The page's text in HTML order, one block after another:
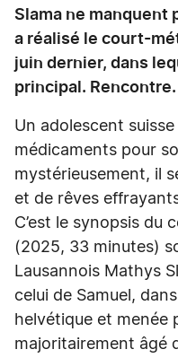
Slama ne manquent
a réalisé le court-
juin dernier, dans
principal. Rencontre.
Un adolescent
médicaments pour
mystérieusement, il
et de rêves
C’est le synopsis du
(2025, 33 minutes)
Lausannois Mathys
celui de Samuel,
helvétique et menée
majoritairement âgé